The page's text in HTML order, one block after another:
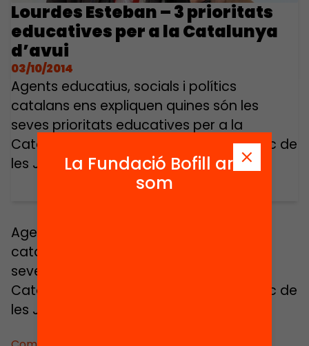
Lourdes Esteban – 3 prioritats
educatives per a la Catalunya
d’avui
03/10/2014
Agents educatius, socials i polítics
catalans ens expliquen quines són les
seves prioritats educatives per a la
Catalunya d’avui. Intervenció en el marc de
les Jornades Educació Avui 2012.
Agents educatius, socials i polítics
catalans ens expliquen quines són les
seves prioritats educatives per a la
Catalunya d’avui. Intervenció en el marc de
les Jornades Educació Avui 2012.
La Fundació Bofill ara
som